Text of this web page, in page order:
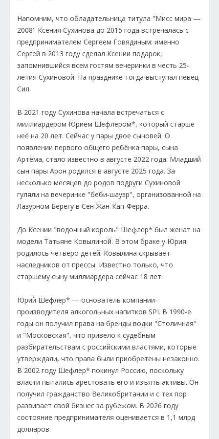
Напомним, что обладательница титула "Мисс мира —
2008" Ксения Сухинова до 2015 года встречалась с
предпринимателем Сергеем Говядиным: именно
Сергей в 2013 году сделал Ксении подарок,
запомнившийся всем гостям вечеринки в честь 25-
летия Сухиновой. На празднике тогда выступал певец
Сил.
В 2021 году Сухинова начала встречаться с
миллиардером Юрием Шефлером*, который старше
неё на 20 лет. Сейчас у пары двое сыновей. О
появлении первого общего ребёнка пары, сына
Артёма, стало известно в августе 2022 года. Младший
сын пары Арон родился в августе 2025 года. За
несколько месяцев до родов подруги Сухиновой
гуляли на вечеринке "беби-шауэр", организованной на
Лазурном Берегу в Сен-Жан-Кап-Ферра.
До Ксении "водочный король" Шефлер* был женат на
модели Татьяне Ковылиной. В этом браке у Юрия
родилось четверо детей. Ковылина скрывает
наследников от прессы. Известно только, что
старшему сыну миллиардера сейчас 18 лет.
Юрий Шефлер* — основатель компании-
производителя алкогольных напитков SPI. В 1990-е
годы он получил права на бренды водки "Столичная"
и "Московская", что привело к судебным
разбирательствам с российскими властями, которые
утверждали, что права были приобретены незаконно.
В 2002 году Шефлер* покинул Россию, поскольку
власти пытались арестовать его и изъять активы. Он
получил гражданство Великобритании и с тех пор
развивает свой бизнес за рубежом. В 2026 году
состояние предпринимателя оценивается в 1,1 млрд
долларов.